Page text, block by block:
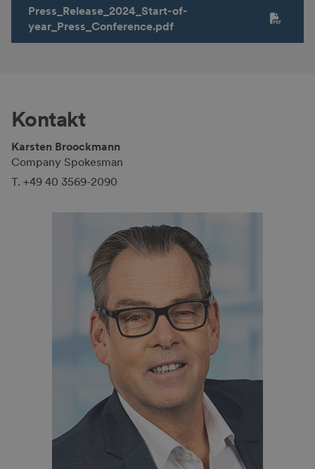
Press_Release_2024_Start-of-
year_Press_Conference.pdf
Kontakt
Karsten Broockmann
Company Spokes­man
T. +49 40 3569-2090